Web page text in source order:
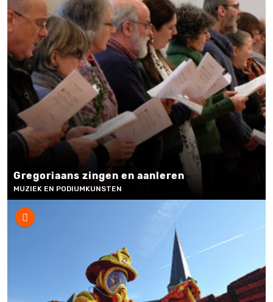
Gregoriaans zingen en aanleren
MUZIEK EN PODIUMKUNSTEN